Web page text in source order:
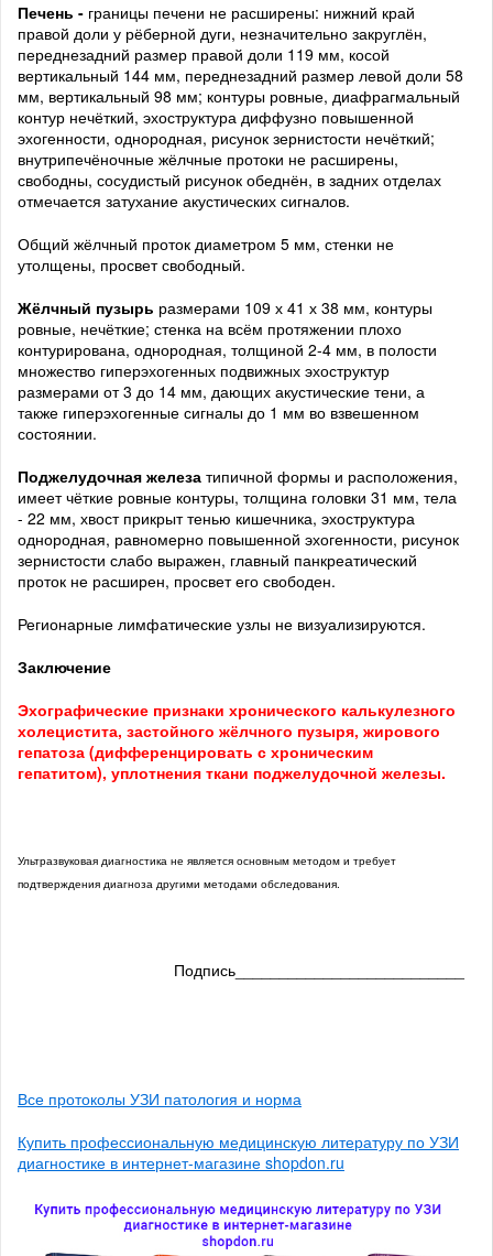
Печень - границы печени не расширены: нижний край
правой доли у рёберной дуги, незначительно закруглён,
переднезадний размер правой доли 119 мм, косой
вертикальный 144 мм, переднезадний размер левой доли 58
мм, вертикальный 98 мм; контуры ровные, диафрагмальный
контур нечёткий, эхоструктура диффузно повышенной
эхогенности, однородная, рисунок зернистости нечёткий;
внутрипечёночные жёлчные протоки не расширены,
свободны, сосудистый рисунок обеднён, в задних отделах
отмечается затухание акустических сигналов.
Общий жёлчный проток диаметром 5 мм, стенки не
утолщены, просвет свободный.
Жёлчный пузырь размерами 109 х 41 х 38 мм, контуры
ровные, нечёткие; стенка на всём протяжении плохо
контурирована, однородная, толщиной 2-4 мм, в полости
множество гиперэхогенных подвижных эхоструктур
размерами от 3 до 14 мм, дающих акустические тени, а
также гиперэхогенные сигналы до 1 мм во взвешенном
состоянии.
Поджелудочная железа типичной формы и расположения,
имеет чёткие ровные контуры, толщина головки 31 мм, тела
- 22 мм, хвост прикрыт тенью кишечника, эхоструктура
однородная, равномерно повышенной эхогенности, рисунок
зернистости слабо выражен, главный панкреатический
проток не расширен, просвет его свободен.
Регионарные лимфатические узлы не визуализируются.
Заключение
Эхографические признаки хронического калькулезного
холецистита, застойного жёлчного пузыря, жирового
гепатоза (дифференцировать с хроническим
гепатитом), уплотнения ткани поджелудочной железы.
Ультразвуковая диагностика не является основным методом и требует
подтверждения диагноза другими методами обследования.
Подпись__________________________
Все протоколы УЗИ патология и норма
Купить профессиональную медицинскую литературу по УЗИ
диагностике в интернет-магазине shopdon.ru